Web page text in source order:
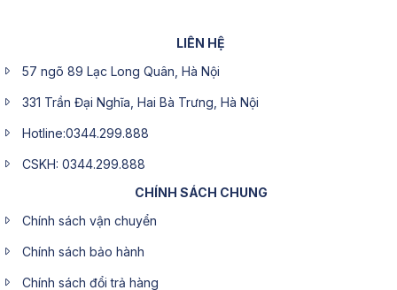
LIÊN HỆ
57 ngõ 89 Lạc Long Quân, Hà Nội
331 Trần Đại Nghĩa, Hai Bà Trưng, Hà Nội
Hotline:0344.299.888
CSKH: 0344.299.888
CHÍNH SÁCH CHUNG
Chính sách vận chuyển
Chính sách bảo hành
Chính sách đổi trả hàng